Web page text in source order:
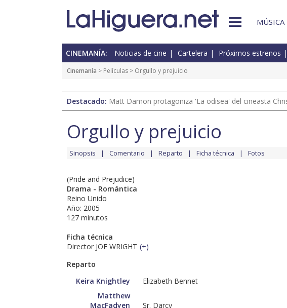
MÚSICA
CINEMANÍA: Noticias de cine Cartelera Próximos estrenos
Cinemanía > Películas > Orgullo y prejuicio
Destacado: Matt Damon protagoniza 'La odisea' del cineasta
Orgullo y prejuicio
Sinopsis Comentario Reparto Ficha técnica Fotos
(Pride and Prejudice)
Drama - Romántica
Reino Unido
Año: 2005
127 minutos
Ficha técnica
Director JOE WRIGHT (+)
Reparto
Keira Knightley
Elizabeth Bennet
Matthew
MacFadyen
Sr. Darcy